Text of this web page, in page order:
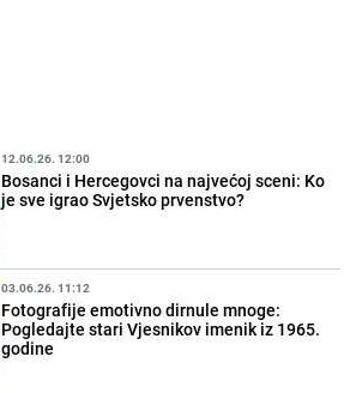
12.06.26. 12:00
Bosanci i Hercegovci na najvećoj sceni: Ko
je sve igrao Svjetsko prvenstvo?
03.06.26. 11:12
Fotografije emotivno dirnule mnoge:
Pogledajte stari Vjesnikov imenik iz 1965.
godine